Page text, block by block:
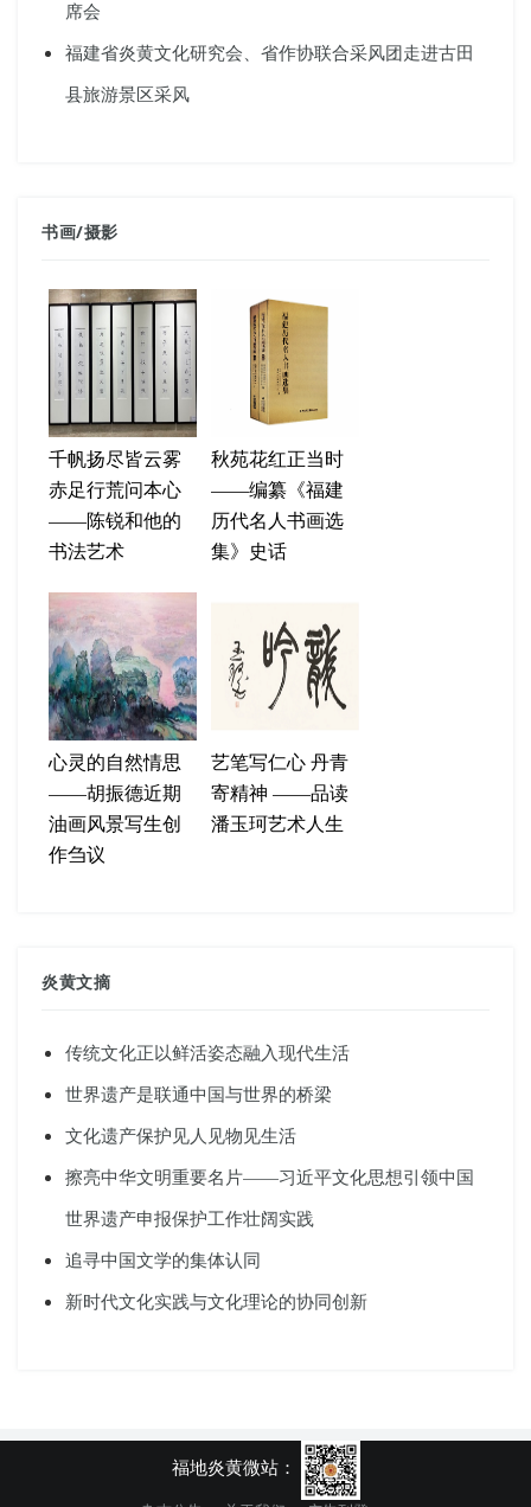
席会
福建省炎黄文化研究会、省作协联合采风团走进古田
县旅游景区采风
书画/摄影
千帆扬尽皆云雾
赤足行荒问本心
——陈锐和他的
书法艺术
秋苑花红正当时
——编纂《福建
历代名人书画选
集》史话
心灵的自然情思
——胡振德近期
油画风景写生创
作刍议
艺笔写仁心 丹青
寄精神 ——品读
潘玉珂艺术人生
炎黄文摘
传统文化正以鲜活姿态融入现代生活
世界遗产是联通中国与世界的桥梁
文化遗产保护见人见物见生活
擦亮中华文明重要名片——习近平文化思想引领中国
世界遗产申报保护工作壮阔实践
追寻中国文学的集体认同
新时代文化实践与文化理论的协同创新
福地炎黄微站：